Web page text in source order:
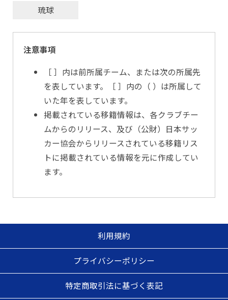
琉球
注意事項
［ ］内は前所属チーム、または次の所属先
を表しています。［ ］内の（ ）は所属して
いた年を表しています。
掲載されている移籍情報は、各クラブチー
ムからのリリース、及び（公財）日本サッ
カー協会からリリースされている移籍リス
トに掲載されている情報を元に作成してい
ます。
利用規約
プライバシーポリシー
特定商取引法に基づく表記